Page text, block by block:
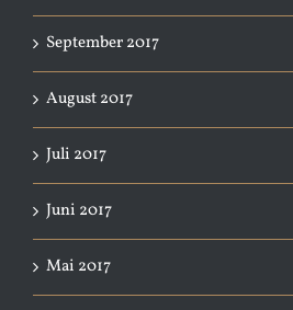
September 2017
August 2017
Juli 2017
Juni 2017
Mai 2017